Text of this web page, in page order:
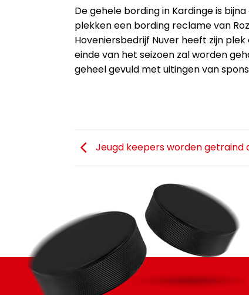
De gehele bording in Kardinge is
plekken een bording reclame van
Hoveniersbedrijf Nuver heeft zijn
einde van het seizoen zal worden
geheel gevuld met uitingen van
Jeugd keepers worden getraind